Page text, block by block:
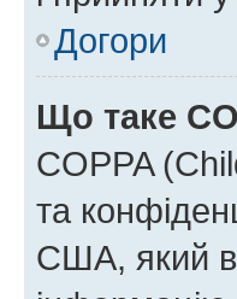
Догори
Що таке
COPPA
та
США, який